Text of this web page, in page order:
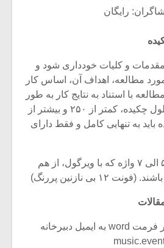
رایگان
و کلیات خودداری شود و
مطالعه، اهداف آن، اساس کار
با استناد به نتایج کار به طور
مختصر اشاره شود. طول چکیده، کمتر از ۲۵۰ و بیشتر از
باید به تنهایی کامل و فقط دارای
بین ۵ الی ۷ واژه که با ویرگول، از هم
بی نازنین پررنگ)
ارسال چکیده مقاله در فرمت word به ایمیل دبیرخانه